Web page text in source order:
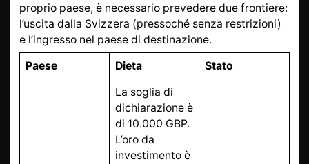
proprio paese, è necessario prevedere due frontiere:
l’uscita dalla Svizzera (pressoché senza restrizioni)
e l’ingresso nel paese di destinazione.
Paese
Dieta Stato
La soglia di
dichiarazione è
di 10.000 GBP.
L’oro da
investimento è